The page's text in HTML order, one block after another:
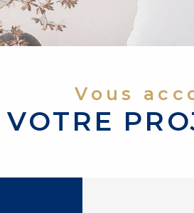
Vous
VOTRE